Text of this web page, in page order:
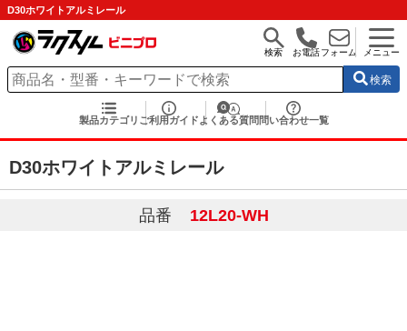
D30ホワイトアルミレール
検索 お電話フォーム メニュー
検索
製品カテゴリ ご利用ガイド よくある質問 問い合わせ一覧
D30ホワイトアルミレール
品番 12L20-WH